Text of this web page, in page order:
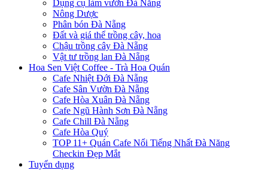
Dụng cụ làm vườn Đà Nẵng
Nông Dược
Phân bón Đà Nẵng
Đất và giá thể trồng cây, hoa
Chậu trồng cây Đà Nẵng
Vật tư trồng lan Đà Nẵng
Hoa Sen Việt Coffee - Trà Hoa Quán
Cafe Nhiệt Đới Đà Nẵng
Cafe Sân Vườn Đà Nẵng
Cafe Hòa Xuân Đà Nẵng
Cafe Ngũ Hành Sơn Đà Nẵng
Cafe Chill Đà Nẵng
Cafe Hòa Quý
TOP 11+ Quán Cafe Nổi Tiếng Nhất Đà Năng
Checkin Đẹp Mắt
Tuyển dụng